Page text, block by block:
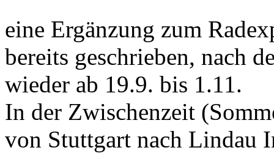
eine Ergänzung zum
bereits geschrieben, nach
wieder ab 19.9. bis 1.11.
In der Zwischenzeit
von Stuttgart nach Lindau